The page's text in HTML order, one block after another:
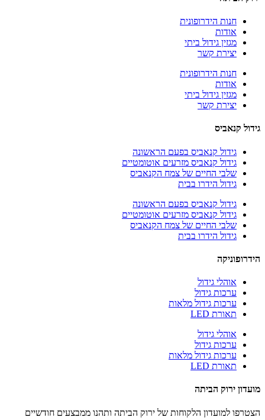
חנות הידרופונית
אודות
מגזין גידול ביתי
יצירת קשר
חנות הידרופונית
אודות
מגזין גידול ביתי
יצירת קשר
גידול קנאביס
גידול קנאביס בפעם הראשונה
גידול קנאביס מזרעים אוטומטיים
שלבי החיים של צמח הקנאביס
גידול הידרו בבית
גידול קנאביס בפעם הראשונה
גידול קנאביס מזרעים אוטומטיים
שלבי החיים של צמח הקנאביס
גידול הידרו בבית
הידרופוניקה
אוהלי גידול
ערכות גידול
ערכות גידול מלאות
תאורת LED
אוהלי גידול
ערכות גידול
ערכות גידול מלאות
תאורת LED
מועדון ירוק הביתה
הצטרפו למועדון הלקוחות של ירוק הביתה ותהנו ממבצעים חודשיים